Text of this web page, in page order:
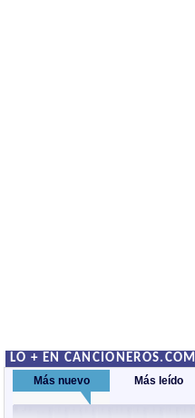
LO + EN CANCIONEROS.COM
Más nuevo Más leído